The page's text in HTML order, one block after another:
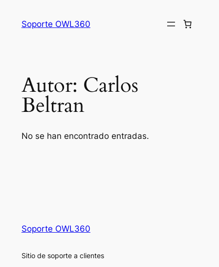
Soporte OWL360
Autor: Carlos
Beltran
No se han encontrado entradas.
Soporte OWL360
Sitio de soporte a clientes